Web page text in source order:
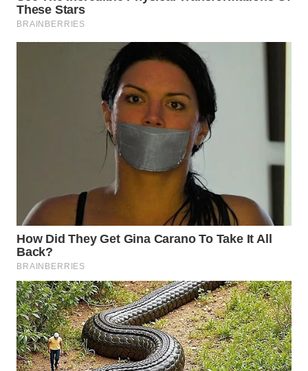
SELATAN
WN
LABUHANBATU
WN
TENGAH
WN DELI
SERDANG